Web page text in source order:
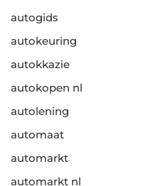
autogids
autokeuring
autokkazie
autokopen nl
autolening
automaat
automarkt
automarkt nl